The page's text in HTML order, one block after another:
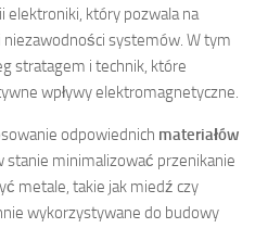
elektroniki, który pozwala na
systemów. W tym
stratagem i technik, które
wpływy elektromagnetyczne.
odpowiednich materiałów
stanie minimalizować przenikanie
metale, takie jak miedź czy
wykorzystywane do budowy